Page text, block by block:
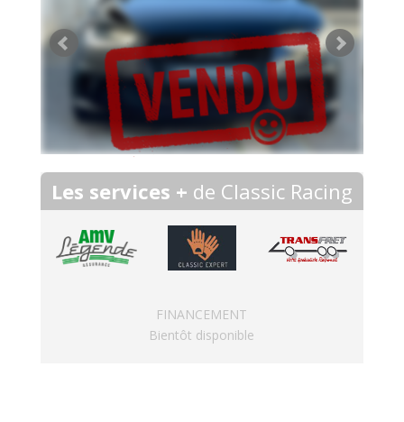
Les services + de Classic Racing
FINANCEMENT
Bientôt disponible